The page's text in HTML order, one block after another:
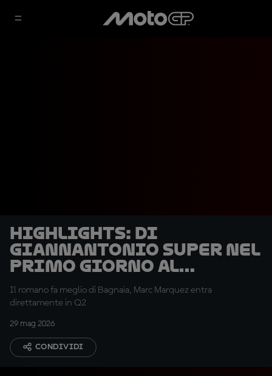
HIGHLIGHTS: Di
Giannantonio super nel
primo giorno al
Mugello
Il romano fa meglio di Bagnaia, Marc Marquez entra
direttamente in Q2
29 mag 2026
CONDIVIDI